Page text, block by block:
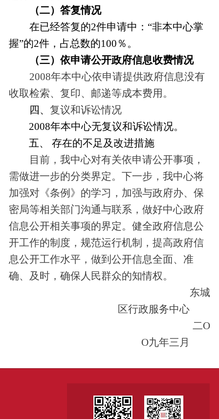
（二）答复情况
在已经答复的2件申请中：“非本中心掌
握”的2件，占总数的100％。
（三）依申请公开政府信息收费情况
2008年本中心依申请提供政府信息没有
收取检索、复印、邮递等成本费用。
四、复议和诉讼情况
2008年本中心无复议和诉讼情况。
五、
存在的不足及改进措施
目前，我中心对有关依申请公开事项，
需做进一步的分类界定。下一步，我中心将
加强对《条例》的学习，加强与政府办、保
密局等相关部门沟通与联系，做好中心政府
信息公开相关事项的界定。 健全政府信息公
开工作的制度， 规范运行机制，提高政府信
息公开工作水平，做到公开信息全面、准
确、及时，确保人民群众的知情权。
东城
区行政服务中心
二O
O九年三月